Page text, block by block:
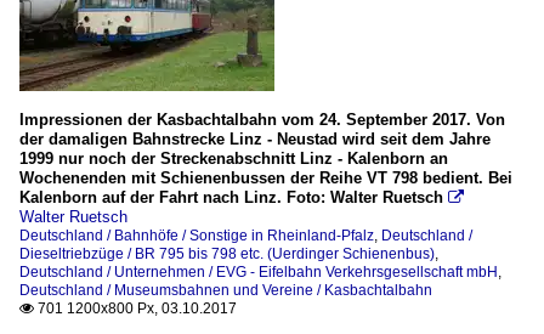
Impressionen der Kasbachtalbahn vom 24. September 2017. Von
der damaligen Bahnstrecke Linz - Neustad wird seit dem Jahre
1999 nur noch der Streckenabschnitt Linz - Kalenborn an
Wochenenden mit Schienenbussen der Reihe VT 798 bedient. Bei
Kalenborn auf der Fahrt nach Linz. Foto: Walter Ruetsch 
Walter Ruetsch
Deutschland / Bahnhöfe / Sonstige in Rheinland-Pfalz Deutschland /
Dieseltriebzüge / BR 795 bis 798 etc. (Uerdinger Schienenbus)
Deutschland / Unternehmen / EVG - Eifelbahn Verkehrsgesellschaft mbH
Deutschland / Museumsbahnen und Vereine / Kasbachtalbahn
 701 1200x800 Px, 03.10.2017